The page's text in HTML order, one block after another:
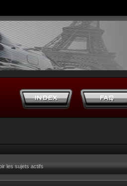
les sujets actifs